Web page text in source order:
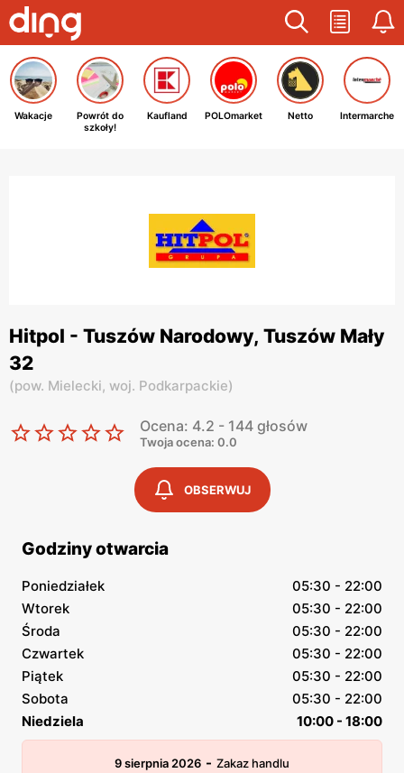
Wakacje
Powrót do
szkoły!
Kaufland POLOmarket Netto Intermarche
Hitpol - Tuszów Narodowy, Tuszów Mały
32
(pow. Mielecki, woj. Podkarpackie)
Ocena: 4.2 - 144 głosów
Twoja ocena: 0.0
OBSERWUJ
Godziny otwarcia
Poniedziałek
05:30 - 22:00
Wtorek
05:30 - 22:00
Środa
05:30 - 22:00
Czwartek
05:30 - 22:00
Piątek
05:30 - 22:00
Sobota
05:30 - 22:00
Niedziela
10:00 - 18:00
9 sierpnia 2026 - Zakaz handlu